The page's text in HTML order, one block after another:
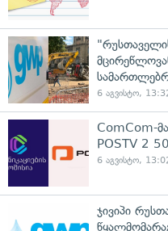
6 აგვისტო,
ComCom-
POSTV 2
6 აგვისტო,
ჯივიპი